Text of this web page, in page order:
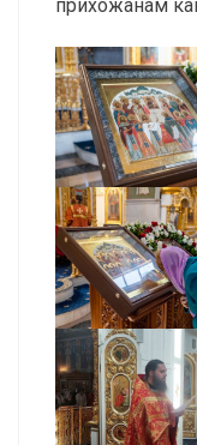
прихожанам